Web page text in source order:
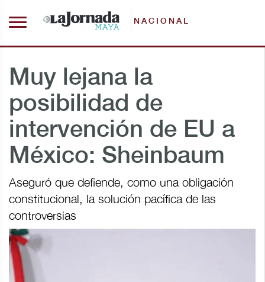
NACIONAL
Muy lejana la
posibilidad de
intervención de EU a
México: Sheinbaum
Aseguró que defiende, como una obligación
constitucional, la solución pacífica de las
controversias